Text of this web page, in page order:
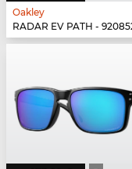
Oakley
RADAR EV PATH -